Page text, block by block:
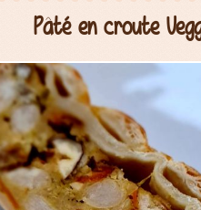
Pâté en croute